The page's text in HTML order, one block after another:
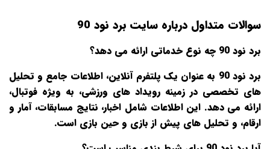
سوالات متداول درباره سایت برد نود 90
برد نود 90 چه نوع خدماتی ارائه می‌ دهد؟
برد نود 90 به عنوان یک پلتفرم آنلاین، اطلاعات جامع و تحلیل‌
های تخصصی در زمینه رویداد های ورزشی، به ویژه فوتبال،
ارائه می‌ دهد. این اطلاعات شامل اخبار، نتایج مسابقات، آمار و
ارقام، و تحلیل‌ های پیش از بازی و حین بازی است.